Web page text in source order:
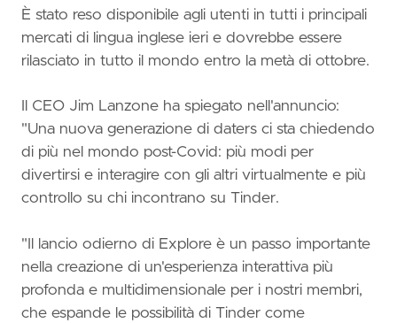
È stato reso disponibile agli utenti in tutti i principali
mercati di lingua inglese ieri e dovrebbe essere
rilasciato in tutto il mondo entro la metà di ottobre.
Il CEO Jim Lanzone ha spiegato nell'annuncio:
"Una nuova generazione di daters ci sta chiedendo
di più nel mondo post-Covid: più modi per
divertirsi e interagire con gli altri virtualmente e più
controllo su chi incontrano su Tinder.
"Il lancio odierno di Explore è un passo importante
nella creazione di un'esperienza interattiva più
profonda e multidimensionale per i nostri membri,
che espande le possibilità di Tinder come